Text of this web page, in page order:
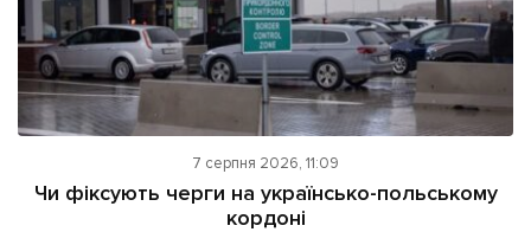
7 серпня 2026, 11:09
Чи фіксують черги на українсько-польському
кордоні